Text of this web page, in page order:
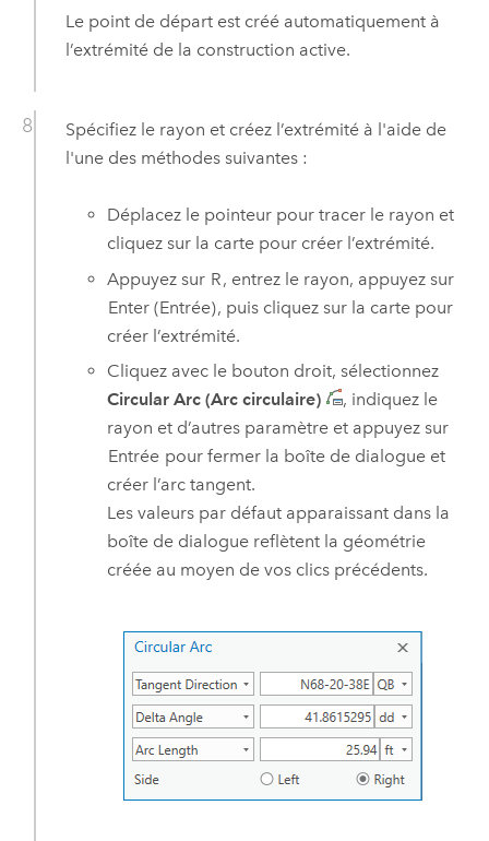
Le point de départ est créé automatiquement à
l’extrémité de la construction active.
Spécifiez le rayon et créez l’extrémité à l'aide de
l'une des méthodes suivantes :
Déplacez le pointeur pour tracer le rayon et
cliquez sur la carte pour créer l’extrémité.
Appuyez sur R, entrez le rayon, appuyez sur
Enter (Entrée), puis cliquez sur la carte pour
créer l’extrémité.
Cliquez avec le bouton droit, sélectionnez
Circular Arc (Arc circulaire)
, indiquez le
rayon et d’autres paramètre et appuyez sur
Entrée pour fermer la boîte de dialogue et
créer l’arc tangent.
Les valeurs par défaut apparaissant dans la
boîte de dialogue reflètent la géométrie
créée au moyen de vos clics précédents.